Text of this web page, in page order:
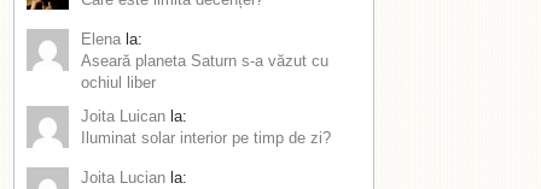
Elena la:
Aseară planeta Saturn s-a văzut cu
ochiul liber
Joita Luican la:
Iluminat solar interior pe timp de zi?
Joita Lucian la: